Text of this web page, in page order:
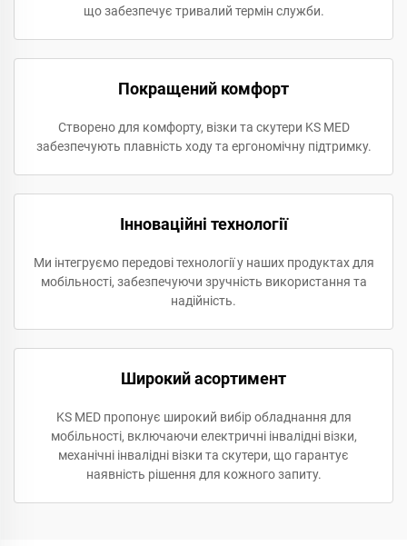
що забезпечує тривалий термін служби.
Покращений комфорт
Створено для комфорту, візки та скутери KS MED
забезпечують плавність ходу та ергономічну підтримку.
Інноваційні технології
Ми інтегруємо передові технології у наших продуктах для
мобільності, забезпечуючи зручність використання та
надійність.
Широкий асортимент
KS MED пропонує широкий вибір обладнання для
мобільності, включаючи електричні інвалідні візки,
механічні інвалідні візки та скутери, що гарантує
наявність рішення для кожного запиту.